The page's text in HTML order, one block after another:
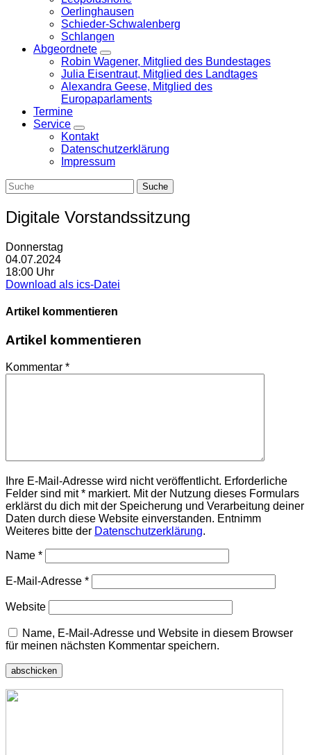
Oerlinghausen
Schieder-Schwalenberg
Schlangen
Abgeordnete
Zeige
Untermenü
Robin Wagener, Mitglied des Bundestages
Julia Eisentraut, Mitglied des Landtages
Alexandra Geese, Mitglied des
Europaparlaments
Termine
Service
Zeige
Untermenü
Kontakt
Datenschutzerklärung
Impressum
Digitale Vorstandssitzung
Donnerstag
04.07.2024
18:00 Uhr
Download als ics-Datei
Artikel kommentieren
Artikel kommentieren
Kommentar *
Ihre E-Mail-Adresse wird nicht veröffentlicht. Erforderliche
Felder sind mit * markiert. Mit der Nutzung dieses Formulars
erklärst du dich mit der Speicherung und Verarbeitung deiner
Daten durch diese Website einverstanden. Entnimm
Weiteres bitte der Datenschutzerklärung.
Name *
E-Mail-Adresse *
Website
Name, E-Mail-Adresse und Website in diesem Browser
für meinen nächsten Kommentar speichern.